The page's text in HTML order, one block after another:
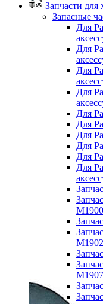
Запчасти для
Запасные
Для
Для
Для
Для
Для
Для
Для
Для
Для
Для
M1900
M1902
M1907